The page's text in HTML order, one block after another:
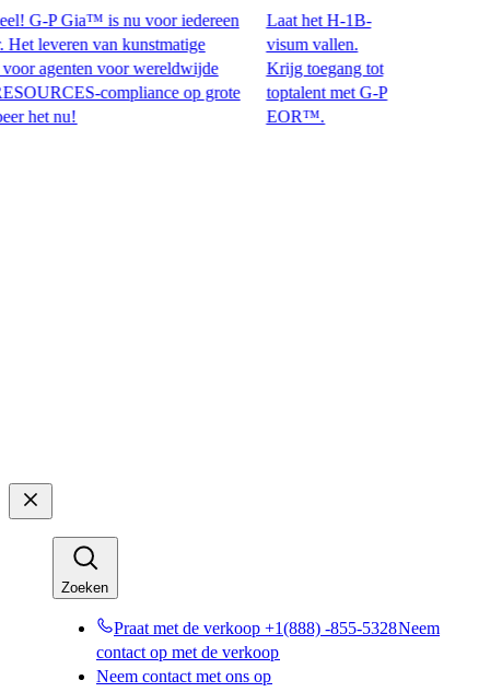
P Gia™ is nu voor iedereen
leveren van kunstmatige
agenten voor wereldwijde
compliance op grote
nu!​​
Laat het H-1B-
visum vallen.
Krijg toegang tot
toptalent met G-P
EOR™.​​
Zoeken​​
Praat met de verkoop +1(888) -855-5328​​Neem
contact op met de verkoop​​
Neem contact met ons op​​